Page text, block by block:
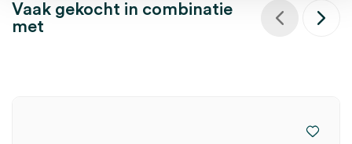
Vaak gekocht in combinatie
met